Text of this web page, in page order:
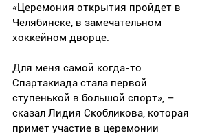
«Церемония открытия пройдет в
Челябинске, в замечательном
хоккейном дворце.
Для меня самой когда-то
Спартакиада стала первой
ступенькой в большой спорт», –
сказал Лидия Скобликова, которая
примет участие в церемонии